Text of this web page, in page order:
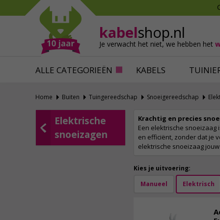
kabelshop.nl
Je verwacht het niet, we hebben het
ALLE CATEGORIEËN KABELS
Mollen verjagen
Slakken bestrijden
Katten verjagen
Alles tegen ongedierte
Ventilatie
Home Buiten Tuingereedschap Snoeigereedschap
Elektrische
snoeizagen
Krachtig en precies
Een elektrische
en efficiënt, zonder dat je
elektrische snoeizaag
Kies je uitvoering:
Manueel
Elektrisch